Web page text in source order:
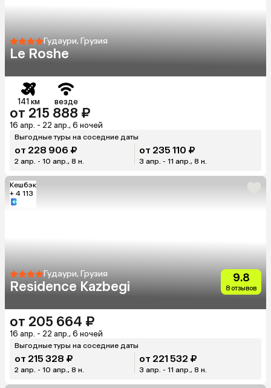
Гудаури, Грузия
Le Roshe
141 км везде
от 215 888 ₽
16 апр. - 22 апр., 6 ночей
Выгодные туры на соседние даты
от 228 906 ₽
2 апр. - 10 апр., 8 н.
от 235 110 ₽
3 апр. - 11 апр., 8 н.
Кешбэк
+ 4 113
Гудаури, Грузия
Residence Kazbegi
9.8
8 отзывов
от 205 664 ₽
16 апр. - 22 апр., 6 ночей
Выгодные туры на соседние даты
от 215 328 ₽
2 апр. - 10 апр., 8 н.
от 221 532 ₽
3 апр. - 11 апр., 8 н.